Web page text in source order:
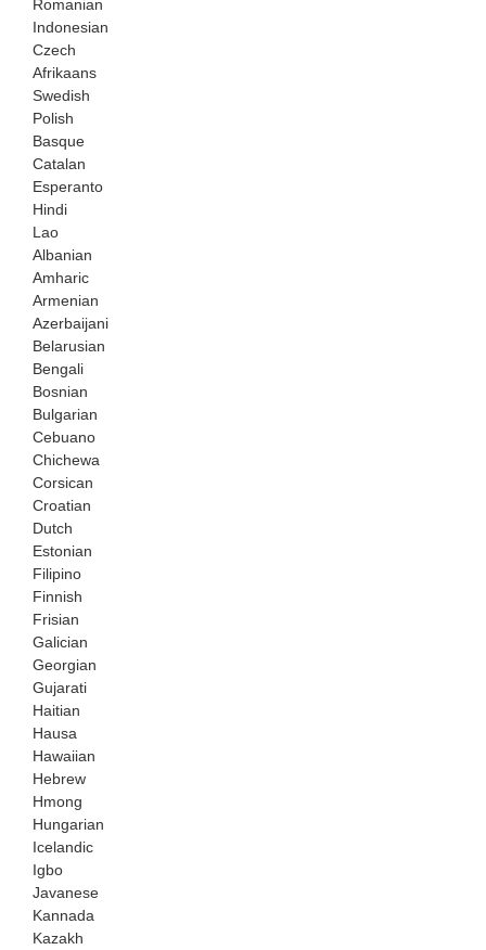
Romanian
Indonesian
Czech
Afrikaans
Swedish
Polish
Basque
Catalan
Esperanto
Hindi
Lao
Albanian
Amharic
Armenian
Azerbaijani
Belarusian
Bengali
Bosnian
Bulgarian
Cebuano
Chichewa
Corsican
Croatian
Dutch
Estonian
Filipino
Finnish
Frisian
Galician
Georgian
Gujarati
Haitian
Hausa
Hawaiian
Hebrew
Hmong
Hungarian
Icelandic
Igbo
Javanese
Kannada
Kazakh